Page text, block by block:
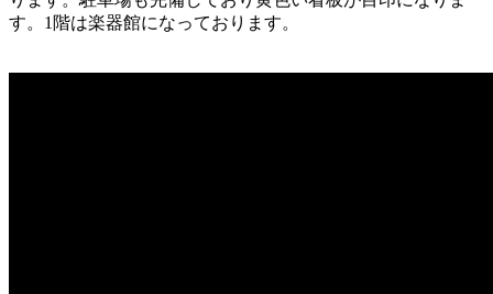
す。1階は楽器館になっております。